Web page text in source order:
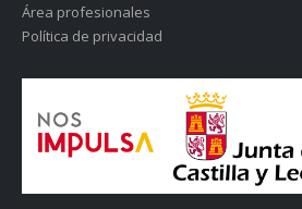
Área profesionales
Política de privacidad